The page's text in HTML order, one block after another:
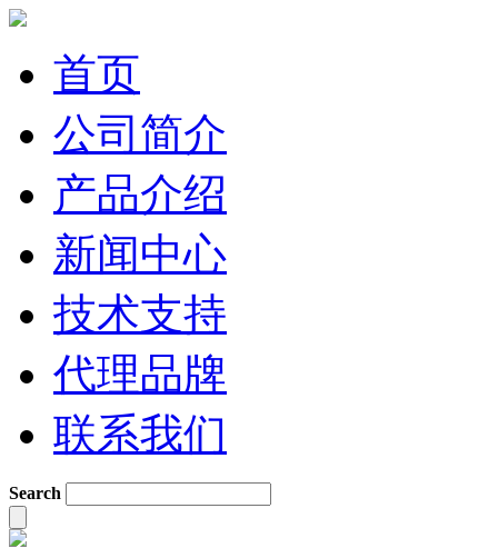
首页
公司简介
产品介绍
新闻中心
技术支持
代理品牌
联系我们
Search